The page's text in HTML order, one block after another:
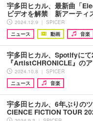
宇多田ヒカル、最新曲「
ビデオを解禁 新アーティ
2024.12.9 ｜ SPICER
ニュース
動画 音楽
宇多田ヒカル、Spotifyに
『ArtistCHRONICLE』の
2024.10.8 ｜ SPICER
ニュース
音楽
宇多田ヒカル、6年ぶりの
CIENCE FICTION TOUR